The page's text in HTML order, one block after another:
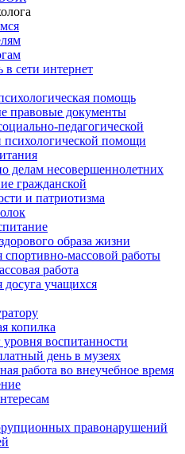
в сети интернет
помощь
правовые документы
педагогической
помощи
делам несовершеннолетних
гражданской
и патриотизма
образа жизни
спортивно-массовой работы
работа
досуга учащихся
копилка
воспитанности
день в музеях
работа во внеучебное время
правонарушений